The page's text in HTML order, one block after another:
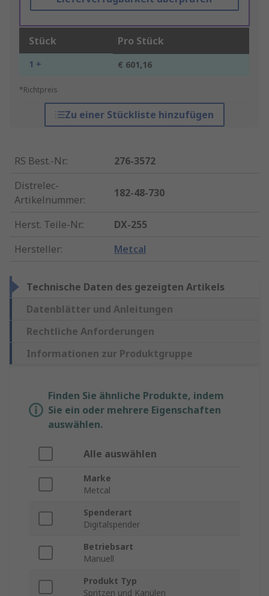
Stück Pro Stück
1 + € 601,16
*Richtpreis
Zu einer Stückliste hinzufügen
RS Best.-Nr.:
276-3572
Distrelec-
Artikelnummer:
182-48-730
Herst. Teile-Nr.:
DX-255
Hersteller: Metcal
Technische Daten des gezeigten Artikels
Datenblätter und Anleitungen
Rechtliche Anforderungen
Informationen zur Produktgruppe
Finden Sie ähnliche Produkte, indem
Sie ein oder mehrere Eigenschaften
auswählen.
Alle auswählen
Marke
Metcal
Spenderart
Digitalspender
Betriebsart
Manuell
Produkt Typ
Spritzen und Kanülen